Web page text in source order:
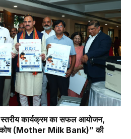
स्तरीय कार्यक्रम का सफल आयोजन,
कोष (Mother Milk Bank)” की